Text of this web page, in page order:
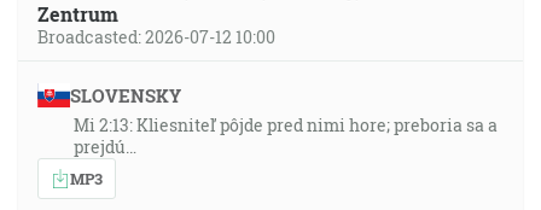
Zentrum
Broadcasted: 2026-07-12 10:00
SLOVENSKY
Mi 2:13: Kliesniteľ pôjde pred nimi hore; preboria sa a
prejdú…
MP3